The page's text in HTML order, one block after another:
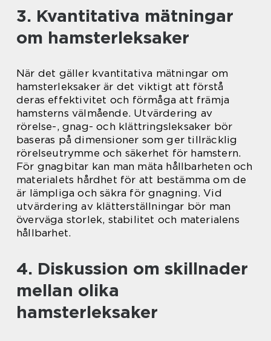
3. Kvantitativa mätningar
om hamsterleksaker
När det gäller kvantitativa mätningar om
hamsterleksaker är det viktigt att förstå
deras effektivitet och förmåga att främja
hamsterns välmående. Utvärdering av
rörelse-, gnag- och klättringsleksaker bör
baseras på dimensioner som ger tillräcklig
rörelseutrymme och säkerhet för hamstern.
För gnagbitar kan man mäta hållbarheten och
materialets hårdhet för att bestämma om de
är lämpliga och säkra för gnagning. Vid
utvärdering av klätterställningar bör man
överväga storlek, stabilitet och materialens
hållbarhet.
4. Diskussion om skillnader
mellan olika
hamsterleksaker